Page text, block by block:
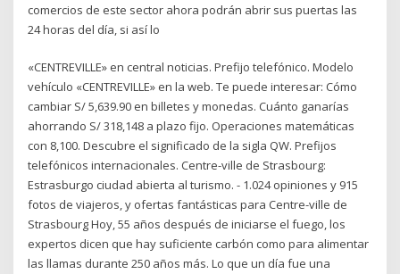
comercios de este sector ahora podrán abrir sus puertas las
24 horas del día, si así lo
«CENTREVILLE» en central noticias. Prefijo telefónico. Modelo
vehículo «CENTREVILLE» en la web. Te puede interesar: Cómo
cambiar S/ 5,639.90 en billetes y monedas. Cuánto ganarías
ahorrando S/ 318,148 a plazo fijo. Operaciones matemáticas
con 8,100. Descubre el significado de la sigla QW. Prefijos
telefónicos internacionales. Centre-ville de Strasbourg:
Estrasburgo ciudad abierta al turismo. - 1.024 opiniones y 915
fotos de viajeros, y ofertas fantásticas para Centre-ville de
Strasbourg Hoy, 55 años después de iniciarse el fuego, los
expertos dicen que hay suficiente carbón como para alimentar
las llamas durante 250 años más. Lo que un día fue una